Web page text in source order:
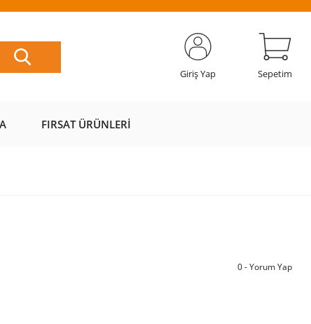
Giriş Yap Sepetim
FIRSAT ÜRÜNLERI
0 - Yorum Yap